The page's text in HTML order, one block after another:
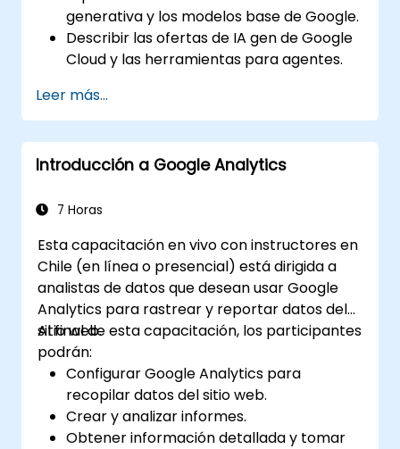
generativa y los modelos base de Google.
Describir las ofertas de IA gen de Google
Cloud y las herramientas para agentes.
fundamentación y RAG para mejorar los
resultados.
Comprender la IA segura y responsable
para su adopción en el negocio.
Leer más...
Introducción a Google Analytics
7 Horas
Esta capacitación en vivo con instructores en
Chile (en línea o presencial) está dirigida a
analistas de datos que desean usar Google
Analytics para rastrear y reportar datos del
sitio web.
Al final de esta capacitación, los participantes
podrán:
Configurar Google Analytics para
recopilar datos del sitio web.
Crear y analizar informes.
Obtener información detallada y tomar